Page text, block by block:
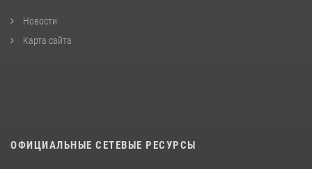
Новости
Карта сайта
ОФИЦИАЛЬНЫЕ СЕТЕВЫЕ РЕСУРСЫ